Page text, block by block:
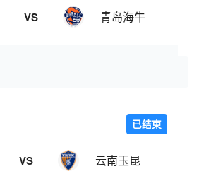
VS 青岛海牛
VS 云南玉昆
已结束